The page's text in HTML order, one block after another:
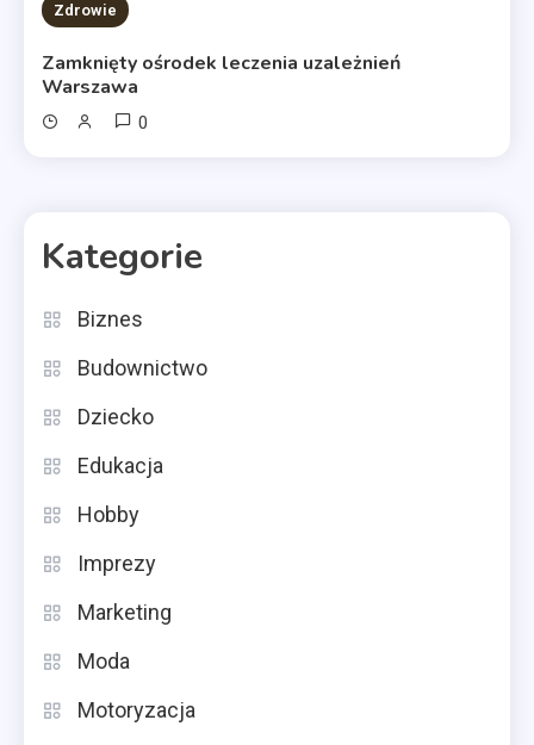
Zdrowie
Zamknięty ośrodek leczenia uzależnień
Warszawa
0
Kategorie
Biznes
Budownictwo
Dziecko
Edukacja
Hobby
Imprezy
Marketing
Moda
Motoryzacja